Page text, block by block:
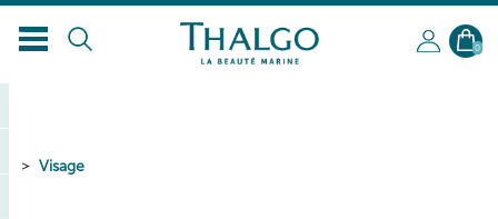
FR
0
Visage